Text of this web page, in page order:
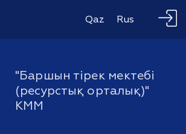
Qaz Rus
"Баршын тірек мектебі
(ресурстық орталық)"
КММ